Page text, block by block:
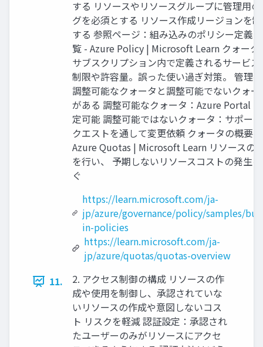
する リソースやリソースグループに管理用
グを必須とする リソース作成リージョンを
する 参照ページ：組み込みのポリシー定義
覧 - Azure Policy | Microsoft Learn クォータ
サブスクリプション内で定義されるサービス
制限や許容量。誤った使い過ぎ対策。 管理
調整可能なクォータと調整可能でないクォー
がある 調整可能なクォータ：Azure Portal
定可能 調整可能ではないクォータ：サポー
クエストを通して変更依頼 クォータの概要 -
Azure Quotas | Microsoft Learn リソースの
を行い、 予期しないリソースコストの発生
ぐ
https://learn.microsoft.com/ja-
jp/azure/governance/policy/samples/
in-policies
https://learn.microsoft.com/ja-
jp/azure/quotas/quotas-overview
11.
2. アクセス制御の構成 リソースの作
成や使用を制御し、承認されていな
いリソースの作成や意図しないコス
ト リスクを軽減 認証設定：承認され
たユーザーのみがリソースにアクセ